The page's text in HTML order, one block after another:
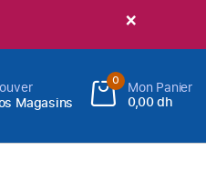
×
Magasins
0
Mon Panier
0,00 dh